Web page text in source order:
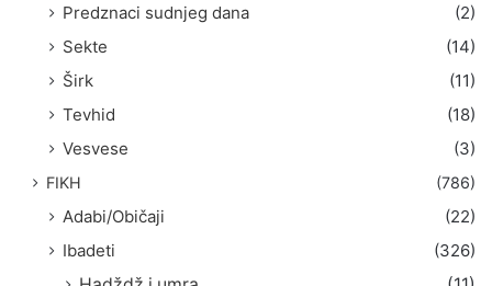
Predznaci sudnjeg dana
(2)
Sekte
(14)
Širk
(11)
Tevhid
(18)
Vesvese
(3)
FIKH (786)
Adabi/Običaji
(22)
Ibadeti
(326)